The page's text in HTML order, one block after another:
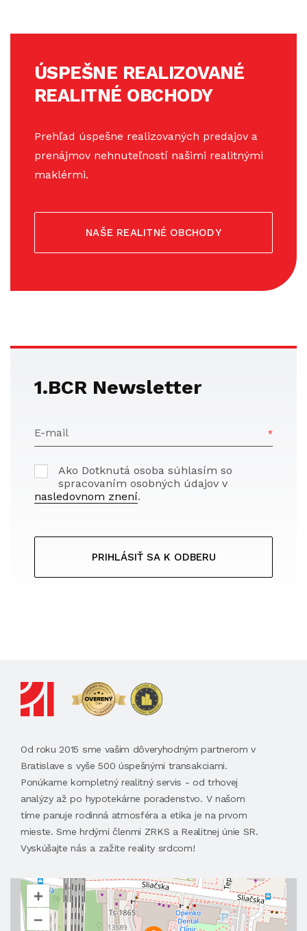
ÚSPEŠNE REALIZOVANÉ
REALITNÉ OBCHODY
Prehľad úspešne realizovaných predajov a
prenájmov nehnuteľností našimi realitnými
maklérmi.
NAŠE REALITNÉ OBCHODY
1.BCR Newsletter
E-mail
Ako Dotknutá osoba súhlasím so
spracovaním osobných údajov v
nasledovnom znení.
PRIHLÁSIŤ SA K ODBERU
Od roku 2015 sme vašim dôveryhodným partnerom v
Bratislave s vyše 500 úspešnými transakciami.
Ponúkame kompletný realitný servis - od trhovej
analýzy až po hypotekárne poradenstvo. V našom
tíme panuje rodinná atmosféra a etika je na prvom
mieste. Sme hrdými členmi ZRKS a Realitnej únie SR.
Vyskúšajte nás a zažite reality srdcom!
+
–